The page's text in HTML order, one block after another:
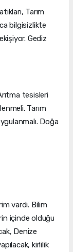
Tarım
bilgisizlikte
Gediz
tesisleri
Tarım
Doğa
vardı. Bilim
içinde olduğu
Denize
kirlilik